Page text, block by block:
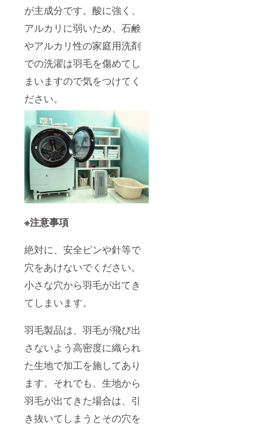
が主成分です。酸に強く、
アルカリに弱いため、石鹸
やアルカリ性の家庭用洗剤
での洗濯は羽毛を傷めてし
まいますので気をつけてく
ださい。
※注意事項
絶対に、安全ピンや針等で
穴をあけないでください。
小さな穴から羽毛が出てき
てしまいます。
羽毛製品は、羽毛が飛び出
さないよう高密度に織られ
た生地で加工を施してあり
ます。それでも、生地から
羽毛が出てきた場合は、引
き抜いてしまうとその穴を